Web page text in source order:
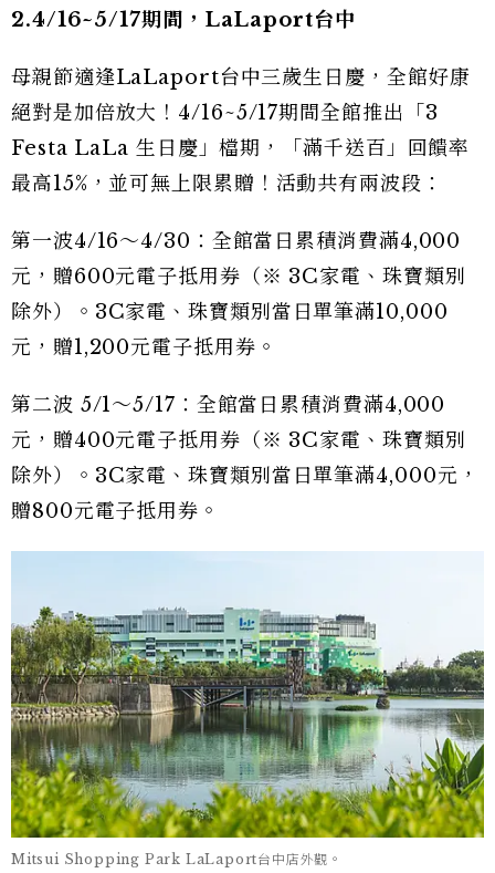
2.4/16~5/17期間， LaLaport台中
母親節適逢LaLaport台中三歲生日慶，全館好康
絕對是加倍放大！4/16~5/17期間全館推出「3
Festa LaLa 生日慶」檔期，「滿千送百」回饋率
最高15%，並可無上限累贈！活動共有兩波段：
第一波4/16～4/30：全館當日累積消費滿4,000
元，贈600元電子抵用券（※ 3C家電、珠寶類別
除外）。3C家電、珠寶類別當日單筆滿10,000
元，贈1,200元電子抵用券。
第二波 5/1～5/17：全館當日累積消費滿4,000
元，贈400元電子抵用券（※ 3C家電、珠寶類別
除外）。3C家電、珠寶類別當日單筆滿4,000元，
贈800元電子抵用券。
Mitsui Shopping Park LaLaport台中店外觀。